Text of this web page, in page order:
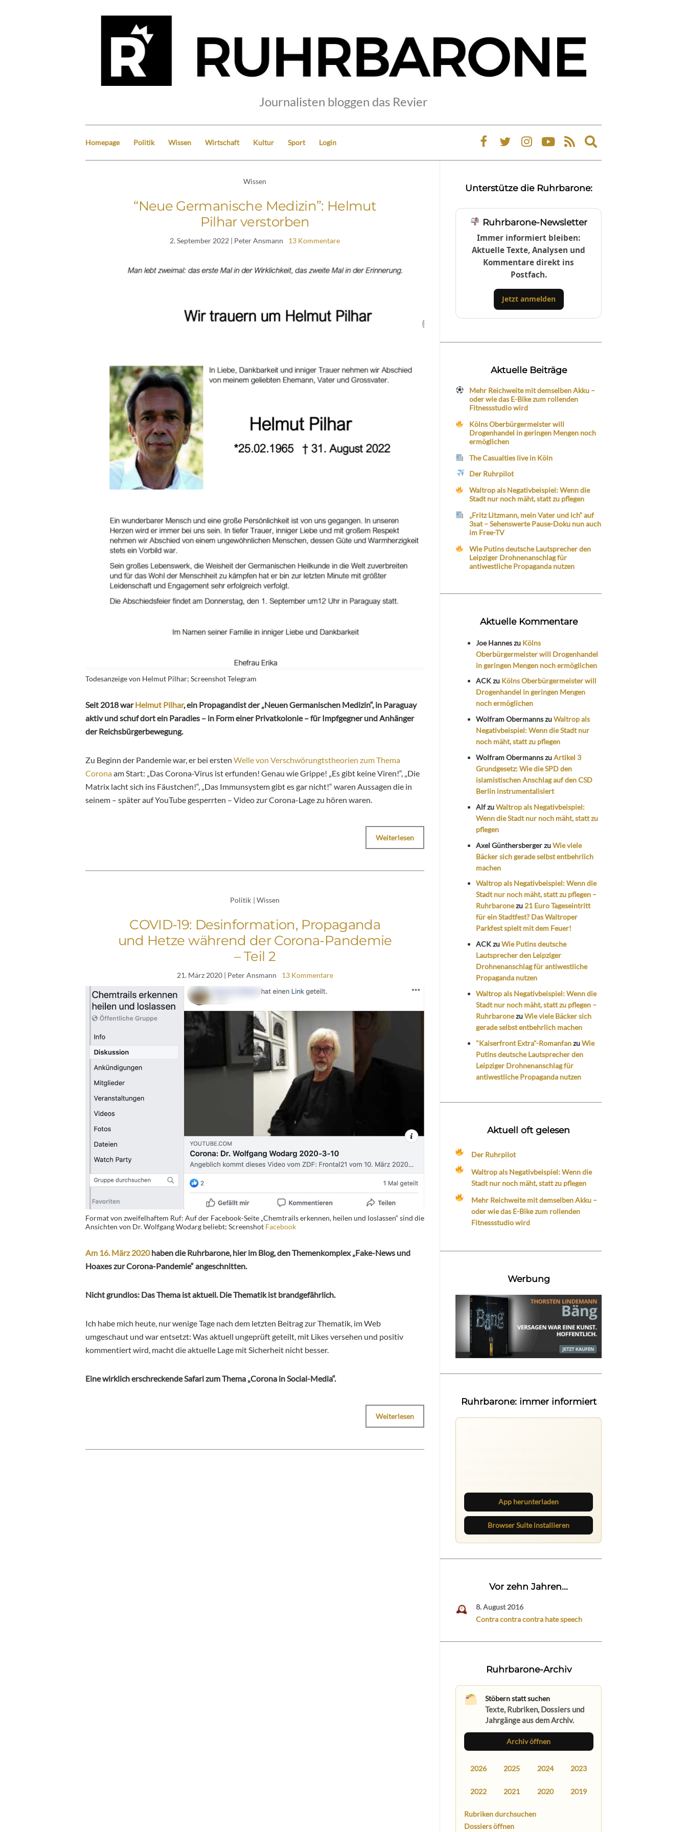
Journalisten bloggen das Revier
Homepage Politik Wissen Wirtschaft Kultur Sport Login
Expand
search
Wissen
“Neue Germanische Medizin”: Helmut
Pilhar verstorben
2. September 2022 | Peter Ansmann 13 Kommentare
Todesanzeige von Helmut Pilhar; Screenshot Telegram
Seit 2018 warHelmut Pilhar, ein Propagandist der „Neuen Germanischen Medizin“, in Paraguay
aktiv und schuf dort ein Paradies – in Form einer Privatkolonie – für Impfgegner und Anhänger
der Reichsbürgerbewegung.
Zu Beginn der Pandemie war, er bei ersten Welle von Verschwörungtstheorien zum Thema
Coronaam Start: „Das Corona-Virus ist erfunden! Genau wie Grippe! „Es gibt keine Viren!“, „Die
Matrix lacht sich ins Fäustchen!“, „Das Immunsystem gibt es gar nicht!“ waren Aussagen die in
seinem – später auf YouTube gesperrten – Video zur Corona-Lage zu hören waren.
Weiterlesen
Politik | Wissen
COVID-19: Desinformation, Propaganda
und Hetze während der Corona-Pandemie
– Teil 2
21. März 2020| Peter Ansmann 13 Kommentare
Format von zweifelhaftem Ruf: Auf der Facebook-Seite „Chemtrails erkennen, heilen und loslassen“ sind die
Ansichten von Dr. Wolfgang Wodarg beliebt; Screenshot Facebook
Am 16. März 2020haben die Ruhrbarone, hier im Blog, den Themenkomplex „Fake-News und
Hoaxes zur Corona-Pandemie“ angeschnitten.
Nicht grundlos: Das Thema ist aktuell. Die Thematik ist brandgefährlich.
Ich habe mich heute, nur wenige Tage nach dem letzten Beitrag zur Thematik, im Web
umgeschaut und war entsetzt: Was aktuell ungeprüft geteilt, mit Likes versehen und positiv
kommentiert wird, macht die aktuelle Lage mit Sicherheit nicht besser.
Eine wirklich erschreckende Safari zum Thema „Corona in Social-Media“.
Weiterlesen
Unterstütze die Ruhrbarone:
Ruhrbarone-Newsletter
Immer informiert bleiben:
Aktuelle Texte, Analysen und
Kommentare direkt ins
Postfach.
Jetzt anmelden
Aktuelle Beiträge
Mehr Reichweite mit demselben Akku –
oder wie das E-Bike zum rollenden
Fitnessstudio wird
Kölns Oberbürgermeister will
Drogenhandel in geringen Mengen noch
ermöglichen
The Casualties live in Köln
Der Ruhrpilot
Waltrop als Negativbeispiel: Wenn die
Stadt nur noch mäht, statt zu pflegen
„Fritz Litzmann, mein Vater und ich“ auf
3sat – Sehenswerte Pause-Doku nun auch
im Free-TV
Wie Putins deutsche Lautsprecher den
Leipziger Drohnenanschlag für
antiwestliche Propaganda nutzen
Aktuelle Kommentare
Joe Hanneszu Kölns
Oberbürgermeister will Drogenhandel
in geringen Mengen noch ermöglichen
ACKzu Kölns Oberbürgermeister will
Drogenhandel in geringen Mengen
noch ermöglichen
Wolfram ObermannszuWaltrop als
Negativbeispiel: Wenn die Stadt nur
noch mäht, statt zu pflegen
Wolfram ObermannszuArtikel 3
Grundgesetz: Wie die SPD den
islamistischen Anschlag auf den CSD
Berlin instrumentalisiert
AlfzuWaltrop als Negativbeispiel:
Wenn die Stadt nur noch mäht, statt zu
pflegen
Axel GünthersbergerzuWie viele
Bäcker sich gerade selbst entbehrlich
machen
Waltrop als Negativbeispiel: Wenn die
Stadt nur noch mäht, statt zu pflegen –
Ruhrbaronezu 21 Euro Tageseintritt
für ein Stadtfest? Das Waltroper
Parkfest spielt mit dem Feuer!
ACKzuWie Putins deutsche
Lautsprecher den Leipziger
Drohnenanschlag für antiwestliche
Propaganda nutzen
Waltrop als Negativbeispiel: Wenn die
Stadt nur noch mäht, statt zu pflegen –
RuhrbaronezuWie viele Bäcker sich
gerade selbst entbehrlich machen
"Kaiserfront Extra"-RomanfanzuWie
Putins deutsche Lautsprecher den
Leipziger Drohnenanschlag für
antiwestliche Propaganda nutzen
Aktuell oft gelesen
Der Ruhrpilot
Waltrop als Negativbeispiel: Wenn die
Stadt nur noch mäht, statt zu pflegen
Mehr Reichweite mit demselben Akku –
oder wie das E-Bike zum rollenden
Fitnessstudio wird
Werbung
Ruhrbarone: immer informiert
direkt im Browser im Blick.
App herunterladen
Browser Suite installieren
Vor zehn Jahren...
8. August 2016
Contra contra contra hate speech
Ruhrbarone-Archiv
Stöbern statt suchen
Texte, Rubriken, Dossiers und
Jahrgänge aus dem Archiv.
Archiv öffnen
2026 2025 2024 2023
2022 2021 2020 2019
Rubriken durchsuchen
Dossiers öffnen